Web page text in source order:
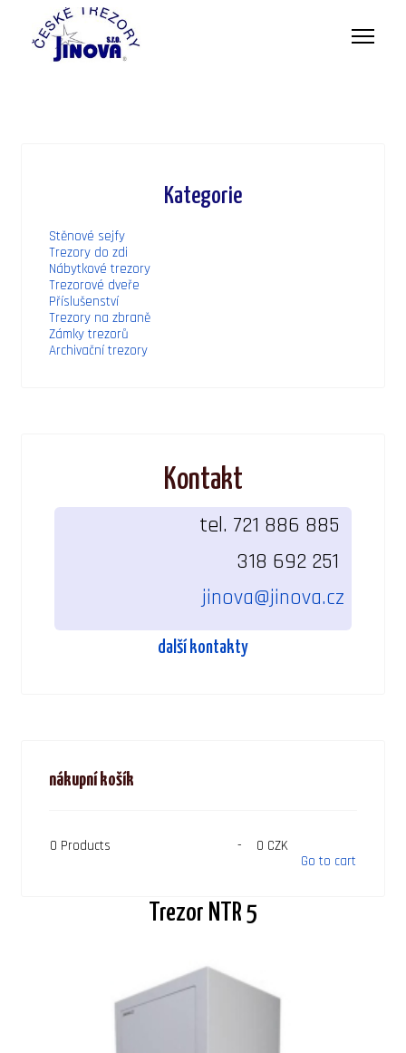
Kategorie
Stěnové sejfy
Trezory do zdi
Nábytkové trezory
Trezorové dveře
Příslušenství
Trezory na zbraně
Zámky trezorů
Archivační trezory
Kontakt
tel. 721 886 885
318 692 251
jinova@jinova.cz
další kontakty
nákupní košík
0 Products -
0 CZK
Go to cart
Trezor NTR 5